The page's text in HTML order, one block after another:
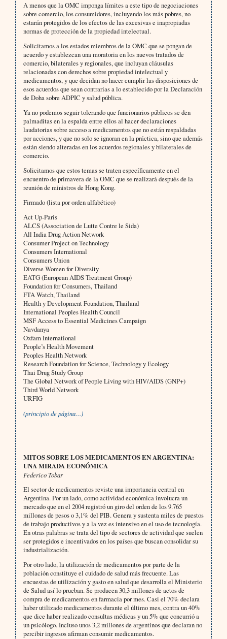
A menos que la OMC imponga límites a este tipo de negociaciones
sobre comercio, los consumidores, incluyendo los más pobres, no
estarán protegidos de los efectos de las excesivas e inapropiadas
normas de protección de la propiedad intelectual.
Solicitamos a los estados miembros de la OMC que se pongan de
acuerdo y establezcan una moratoria en los nuevos tratados de
comercio, bilaterales y regionales, que incluyan cláusulas
relacionadas con derechos sobre propiedad intelectual y
medicamentos, y que decidan no hacer cumplir las disposiciones de
esos acuerdos que sean contrarias a lo establecido por la Declaración
de Doha sobre ADPIC y salud pública.
Ya no podemos seguir tolerando que funcionarios públicos se den
palmaditas en la espalda entre ellos al hacer declaraciones
laudatorias sobre acceso a medicamentos que no están respaldadas
por acciones, y que no solo se ignoran en la práctica, sino que además
están siendo alteradas en los acuerdos regionales y bilaterales de
comercio.
Solicitamos que estos temas se traten específicamente en el
encuentro de primavera de la OMC que se realizará después de la
reunión de ministros de Hong Kong.
Firmado (lista por orden alfabético)
Act Up-Paris
ALCS (Association de Lutte Contre le Sida)
All India Drug Action Network
Consumer Project on Technology
Consumers International
Consumers Union
Diverse Women for Diversity
EATG (European AIDS Treatment Group)
Foundation for Consumers, Thailand
FTA Watch, Thailand
Health y Development Foundation, Thailand
International Peoples Health Council
MSF Access to Essential Medicines Campaign
Navdanya
Oxfam International
People’s Health Movement
Peoples Health Network
Research Foundation for Science, Technology y Ecology
Thai Drug Study Group
The Global Network of People Living with HIV/AIDS (GNP+)
Third World Network
URFIG
(principio de página…)
MITOS SOBRE LOS MEDICAMENTOS EN ARGENTINA:
UNA MIRADA ECONÓMICA
Federico Tobar
El sector de medicamentos reviste una importancia central en
Argentina. Por un lado, como actividad económica involucra un
mercado que en el 2004 registró un giro del orden de los 9.765
millones de pesos o 3,1% del PIB. Genera y sustenta miles de puestos
de trabajo productivos y a la vez es intensivo en el uso de tecnología.
En otras palabras se trata del tipo de sectores de actividad que suelen
ser protegidos e incentivados en los países que buscan consolidar su
industrialización.
Por otro lado, la utilización de medicamentos por parte de la
población constituye el cuidado de salud más frecuente. Las
encuestas de utilización y gasto en salud que desarrolla el Ministerio
de Salud así lo prueban. Se producen 30,3 millones de actos de
compra de medicamentos en farmacia por mes. Casi el 70% declara
haber utilizado medicamentos durante el último mes, contra un 40%
que dice haber realizado consultas médicas y un 5% que concurrió a
un psicólogo. Incluso unos 3,2 millones de argentinos que declaran no
percibir ingresos afirman consumir medicamentos.